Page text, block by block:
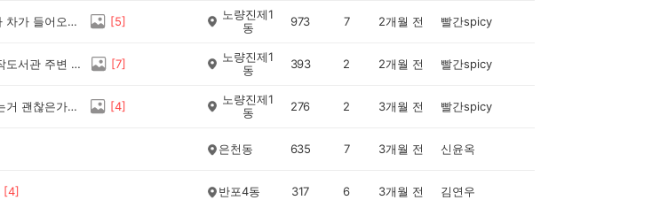
[동작구] 먹거리 골목이 일방통행이라 차가 들어오면 보행자 안전이 위험한데 괜찮은까요? [5]
노량진제1
동
973 7 2개월 전 빨간spicy
[동작구]경사길 때문에 더 위험한 동작도서관 주변 괜찮을까요 [7]
노량진제1
동
393 2 2개월 전 빨간spicy
[노량진동] 인도에 자동차 세워져 있는거 괜찮은가여?? [4]
노량진제1
동
276 2 3개월 전 빨간spicy
은천동 635 7 3개월 전 신윤옥
[4] 반포4동 317 6 3개월 전 김연우